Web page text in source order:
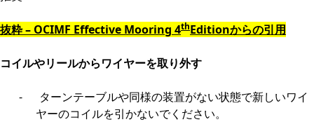
抜粋– OCIMF Effective Mooring 4thEditionからの引用
コイルやリールからワイヤーを取り外す
-
ターンテーブルや同様の装置がない状態で新しいワイ
ヤーのコイルを引かないでください。